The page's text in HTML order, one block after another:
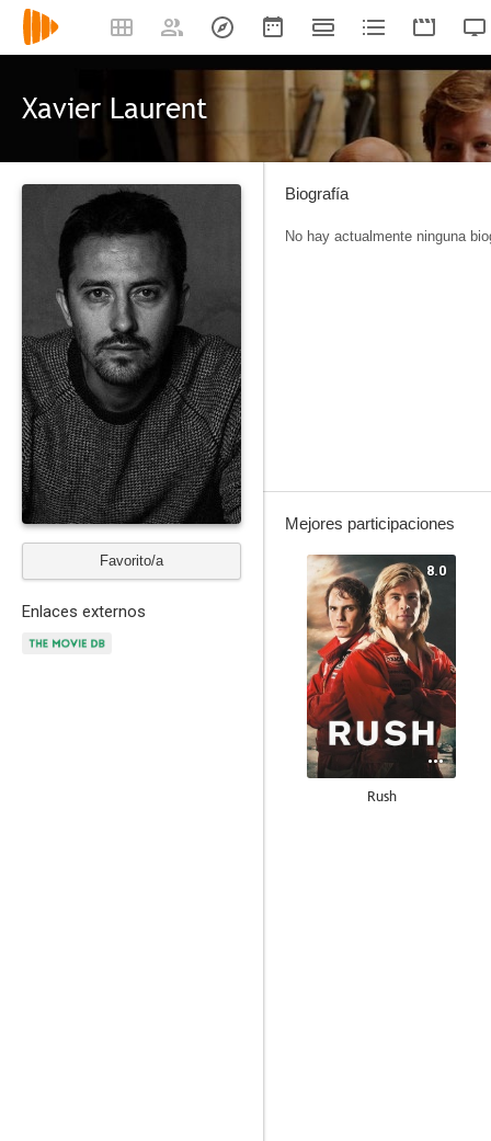
Xavier Laurent
Favorito/a
Enlaces externos
Biografía
No hay actualmente ninguna
Mejores participaciones
8.0
Rush